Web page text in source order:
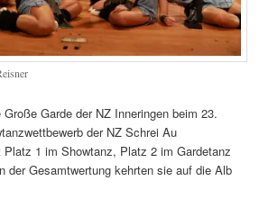
Garde der NZ Inneringen beim 23.
der NZ Schrei Au
Platz 1 im Showtanz, Platz 2 im Gardetanz
der Gesamtwertung kehrten sie auf die Alb